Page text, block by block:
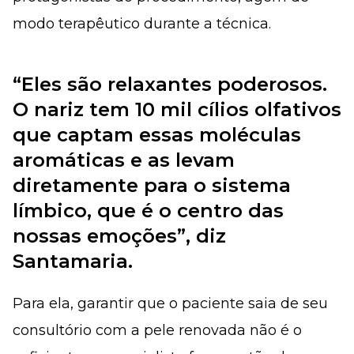
modo terapêutico durante a técnica.
“Eles são relaxantes poderosos.
O nariz tem 10 mil cílios olfativos
que captam essas moléculas
aromáticas e as levam
diretamente para o sistema
límbico, que é o centro das
nossas emoções”, diz
Santamaria.
Para ela, garantir que o paciente saia de seu
consultório com a pele renovada não é o